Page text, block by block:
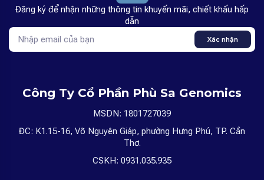
Đăng ký để nhận những thông tin khuyến mãi, chiết khấu hấp
dẫn
Xác nhận
Công Ty Cổ Phần Phù Sa Genomics
MSDN: 1801727039
ĐC: K1.15-16, Võ Nguyên Giáp, phường Hưng Phú, TP. Cần
Thơ.
CSKH: 0931.035.935